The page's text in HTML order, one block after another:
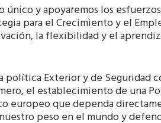
y apoyaremos los
para el Crecimiento y el
la flexibilidad y el
Exterior y de Seguridad
el establecimiento de una
europeo que dependa
peso en el mundo y